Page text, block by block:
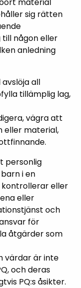
sig rätten
till någon eller
anledning
all
tillämplig lag,
vägra att
eller material,
personlig
i en
kontrollerar eller
eller
och
för
åtgärder som
värdar är inte
och deras
PQ:s åsikter.